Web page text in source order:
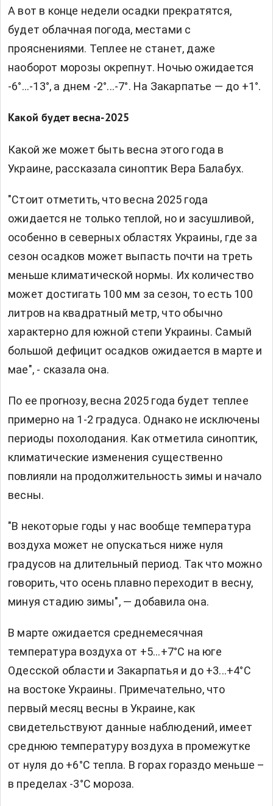
А вот в конце недели осадки прекратятся,
будет облачная погода, местами с
прояснениями. Теплее не станет, даже
наоборот морозы окрепнут. Ночью ожидается
-6°...-13°, а днем -2°...-7°. На Закарпатье — до +1°.
Какой будет весна-2025
Какой же может быть весна этого года в
Украине, рассказала синоптик Вера Балабух.
"Стоит отметить, что весна 2025 года
ожидается не только теплой, но и засушливой,
особенно в северных областях Украины, где за
сезон осадков может выпасть почти на треть
меньше климатической нормы. Их количество
может достигать 100 мм за сезон, то есть 100
литров на квадратный метр, что обычно
характерно для южной степи Украины. Самый
большой дефицит осадков ожидается в марте и
мае", - сказала она.
По ее прогнозу, весна 2025 года будет теплее
примерно на 1-2 градуса. Однако не исключены
периоды похолодания. Как отметила синоптик,
климатические изменения существенно
повлияли на продолжительность зимы и начало
весны.
"В некоторые годы у нас вообще температура
воздуха может не опускаться ниже нуля
градусов на длительный период. Так что можно
говорить, что осень плавно переходит в весну,
минуя стадию зимы", — добавила она.
В марте ожидается среднемесячная
температура воздуха от +5...+7°С на юге
Одесской области и Закарпатья и до +3...+4°С
на востоке Украины. Примечательно, что
первый месяц весны в Украине, как
свидетельствуют данные наблюдений, имеет
среднюю температуру воздуха в промежутке
от нуля до +6°C тепла. В горах гораздо меньше –
в пределах -3°C мороза.